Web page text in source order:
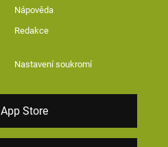
Nápověda
Redakce
Nastavení soukromí
App Store